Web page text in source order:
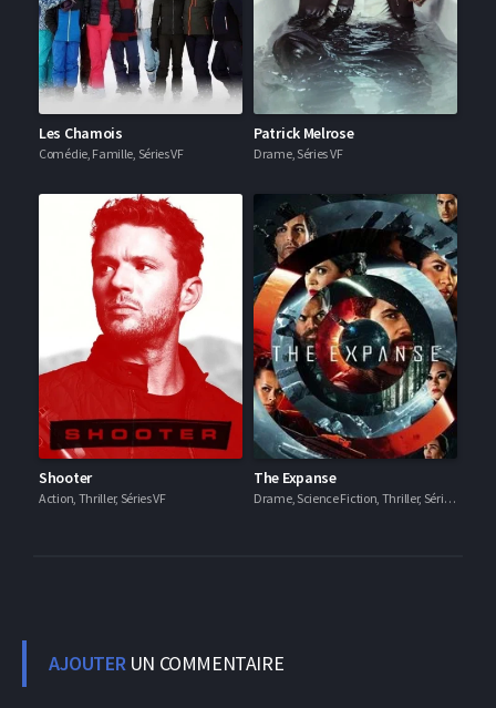
Les Chamois
Comédie, Famille, Séries VF
Patrick Melrose
Drame, Séries VF
Shooter
Action, Thriller, Séries VF
The Expanse
Drame, Science Fiction, Thriller, Séries VF
AJOUTERUN COMMENTAIRE